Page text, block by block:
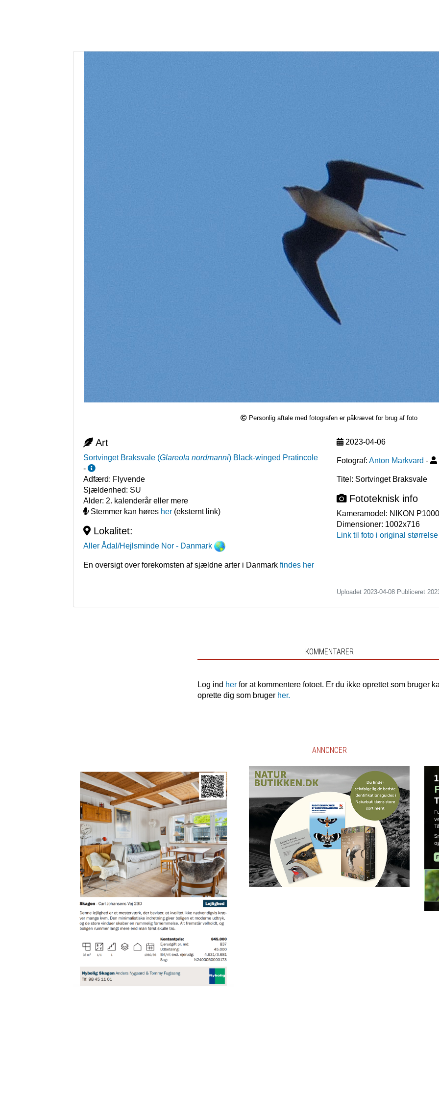
Personlig aftale med fotografen er påkrævet for brug af foto
Art
Sortvinget Braksvale (Glareola nordmanni) Black-winged Pratincole
-
Adfærd: Flyvende
Sjældenhed: SU
Alder: 2. kalenderår eller mere
Stemmer kan høres her (eksternt link)
Lokalitet:
Aller Ådal/Hejlsminde Nor - Danmark
En oversigt over forekomsten af sjældne arter i Danmark findes her
2023-04-06
Fotograf: Anton Markvard -
Titel: Sortvinget Braksvale
Fototeknisk info
Kameramodel: NIKON P1000
Dimensioner: 1002x716
Link til foto i original størrelse
Uploadet 2023-04-08 Publiceret
KOMMENTARER
Log ind her for at kommentere fotoet. Er du ikke oprettet som bruger
oprette dig som bruger her.
ANNONCER